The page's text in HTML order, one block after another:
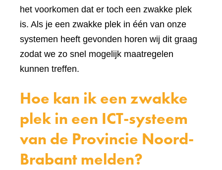
het voorkomen dat er toch een zwakke plek
is. Als je een zwakke plek in één van onze
systemen heeft gevonden horen wij dit graag
zodat we zo snel mogelijk maatregelen
kunnen treffen.
Hoe kan ik een zwakke
plek in een ICT-systeem
van de Provincie Noord-
Brabant melden?